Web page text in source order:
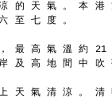
的 天 氣 。 本 港
至 七 度 。
最 高 氣 溫 約 21
及 高 地 間 中 吹
天 氣 清 涼 。 清